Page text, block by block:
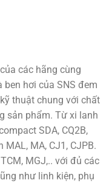
các hãng cùng
hơi của SNS đem
thuật chung với chất
sản phẩm. Từ xi lanh
SDA, CQ2B,
MAL, MA, CJ1, CJPB.
MGJ,.. với đủ các
như linh kiện, phụ